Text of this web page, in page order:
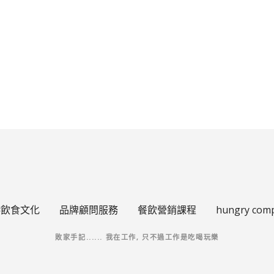
食文化 品牌顧問服務 餐飲營銷課程 hungry
敗家手記...... 我在工作, 只不過工作是吃喝玩樂